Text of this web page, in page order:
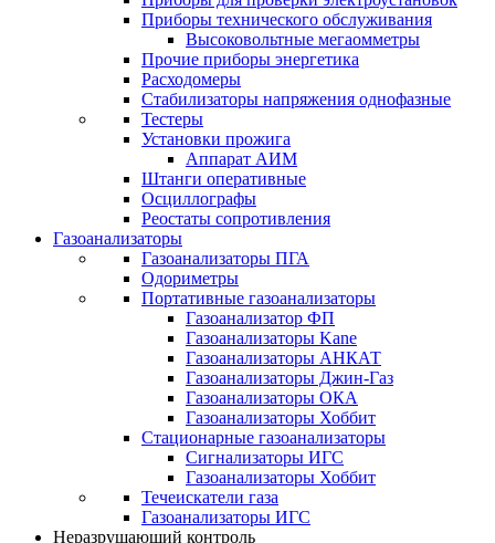
Приборы технического обслуживания
Высоковольтные мегаомметры
Прочие приборы энергетика
Расходомеры
Стабилизаторы напряжения однофазные
Тестеры
Установки прожига
Аппарат АИМ
Штанги оперативные
Осциллографы
Реостаты сопротивления
Газоанализаторы
Газоанализаторы ПГА
Одориметры
Портативные газоанализаторы
Газоанализатор ФП
Газоанализаторы Kane
Газоанализаторы АНКАТ
Газоанализаторы Джин-Газ
Газоанализаторы ОКА
Газоанализаторы Хоббит
Стационарные газоанализаторы
Сигнализаторы ИГС
Газоанализаторы Хоббит
Течеискатели газа
Газоанализаторы ИГС
Неразрушающий контроль